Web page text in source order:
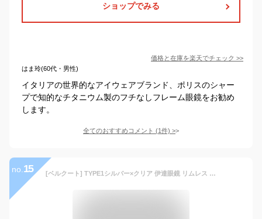
ショップでみる
価格と在庫を楽天でチェック >>
はま玲(60代・男性)
イタリアの世界的なアイウェアブランド、ポリスのシャー
プで知的なチタニウム製のフチなしフレーム眼鏡をお勧め
します。
全てのおすすめコメント (1件) >
no. 15 [ベルクート] TYPE1シルバー×クリア 伊達眼鏡 リムレス レディース メンズ 伊達メガネ フチなし眼鏡 メガネ 軽量 男女兼用 オシャレ お洒落 フリーサイズ アイウェア フレームなし 縁なし 透明レンズ 疲れにくい 軽量 紫外線カット UVカット 1041427-F-077